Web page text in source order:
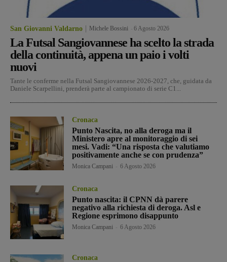
San Giovanni Valdarno Michele Bossini 6 Agosto 2026
La Futsal Sangiovannese ha scelto la strada
della continuità, appena un paio i volti
nuovi
Tante le conferme nella Futsal Sangiovannese 2026-2027, che, guidata da
Daniele Scarpellini, prenderà parte al campionato di serie C1...
Cronaca
Punto Nascita, no alla deroga ma il
Ministero apre al monitoraggio di sei
mesi. Vadi: “Una risposta che valutiamo
positivamente anche se con prudenza”
Monica Campani 6 Agosto 2026
Cronaca
Punto nascita: il CPNN dà parere
negativo alla richiesta di deroga. Asl e
Regione esprimono disappunto
Monica Campani 6 Agosto 2026
Cronaca